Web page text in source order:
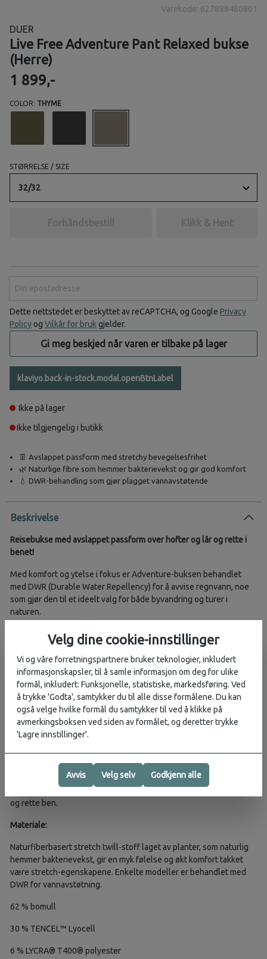
Varekode: 627888480801
DUER
Live Free Adventure Pant Relaxed bukse
(Herre)
1 899,-
COLOR: THYME
STØRRELSE / SIZE
32/32
Forhåndsbestill Klikk & Hent
Dette nettstedet er beskyttet av reCAPTCHA, og Google Privacy
Policy og Vilkår for bruk gjelder.
Gi meg beskjed når varen er tilbake på lager
klaviyo.back-in-stock.modal.openBtnLabel
Ikke på lager
Ikke tilgjengelig i butikk
👖 Avslappet passform med stretchy bevegelsesfrihet
🌿 Naturlige fibre som hemmer bakterievekst og gir god komfort
💧 DWR-behandling som gjør plagget vannavstøtende
Beskrivelse
Reisebukse med avslappet passform over hofter og lår og rette i
benet!
Med komfort og ytelse i fokus er Adventure-buksen behandlet
med DWR (Durable Water Repellency) for å avvise regnvann, noe
som gjør den til et ideelt valg for både byvandring og turer i
naturen.
Plantebasert lyocell som hemmer bakterievekst
DWR-behandling for værbeskyttelse
Signatur cargo-lommer for diskret oppbevaring
Skjult justerbar benavslutning for stilvariasjon
Stretch-fibre for komfort og bevegelsesfrihet
Signatur kile for utvidet bevegelsesområde
Trippelsydde sømmer for styrke
Nøkkelring for trygg oppbevaring
Forsterket sete for ekstra slitestyrke
og rette ben.
Materiale:
Naturfiberbasert stretch twill-stoff laget av planter, som naturlig
hemmer bakterievekst, gir en myk følelse og økt komfort takket
være stretch-egenskapene. Enkelte modeller er behandlet med
DWR for vannavstøtning.
62 % bomull
30 % TENCEL™ Lyocell
6 % LYCRA® T400® polyester
Velg dine cookie-innstillinger
Vi og våre forretningspartnere bruker teknologier, inkludert
informasjonskapsler, til å samle informasjon om deg for ulike
formål, inkludert: Funksjonelle, statistiske, markedsføring. Ved
å trykke 'Godta', samtykker du til alle disse formålene. Du kan
også velge hvilke formål du samtykker til ved å klikke på
avmerkingsboksen ved siden av formålet, og deretter trykke
'Lagre innstillinger'.
Avvis Velg selv Godkjenn alle